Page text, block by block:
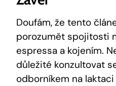
Doufám, že tento
porozumět spojitosti
espressa a kojením.
důležité konzultovat
odborníkem na